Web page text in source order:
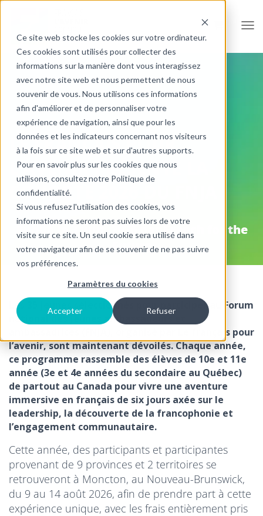
Ce site web stocke les cookies sur votre ordinateur.
Ces cookies sont utilisés pour collecter des
informations sur la manière dont vous interagissez
avec notre site web et nous permettent de nous
souvenir de vous. Nous utilisons ces informations
afin d'améliorer et de personnaliser votre
expérience de navigation, ainsi que pour les
données et les indicateurs concernant nos visiteurs
à la fois sur ce site web et sur d'autres supports.
Pour en savoir plus sur les cookies que nous
utilisons, consultez notre Politique de
confidentialité.
Si vous refusez l'utilisation des cookies, vos
informations ne seront pas suivies lors de votre
visite sur ce site. Un seul cookie sera utilisé dans
votre navigateur afin de se souvenir de ne pas suivre
vos préférences.
Paramètres du cookies
Accepter Refuser
LE FRANÇAIS POUR
L’AVENIR PRÉSENTE LA
COHORTE 2026 DU FNJA
Publié le 3 juin, 2026 parFrench for the
Future
Les 35 jeunes sélectionnés pour participer au Forum
national des jeunes ambassadeurs et
ambassadrices (FNJA), organisé par Le français pour
l’avenir, sont maintenant dévoilés. Chaque année,
ce programme rassemble des élèves de 10e et 11e
année (3e et 4e années du secondaire au Québec)
de partout au Canada pour vivre une aventure
immersive en français de six jours axée sur le
leadership, la découverte de la francophonie et
l’engagement communautaire.
Cette année, des participants et participantes
provenant de 9 provinces et 2 territoires se
retrouveront à Moncton, au Nouveau-Brunswick,
du 9 au 14 août 2026, afin de prendre part à cette
expérience unique, avec les frais entièrement pris